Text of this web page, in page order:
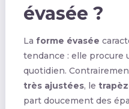
évasée ?
La forme évasée
tendance : elle procure
quotidien.
très ajustées, le
part doucement des